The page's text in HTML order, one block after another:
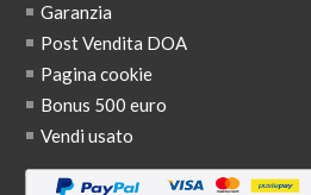
Garanzia
Post Vendita DOA
Pagina cookie
Bonus 500 euro
Vendi usato